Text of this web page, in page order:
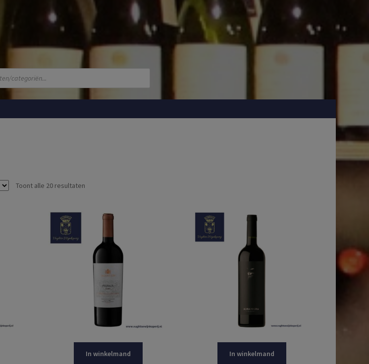
Toont alle 20 resultaten
In winkelmand In winkelmand